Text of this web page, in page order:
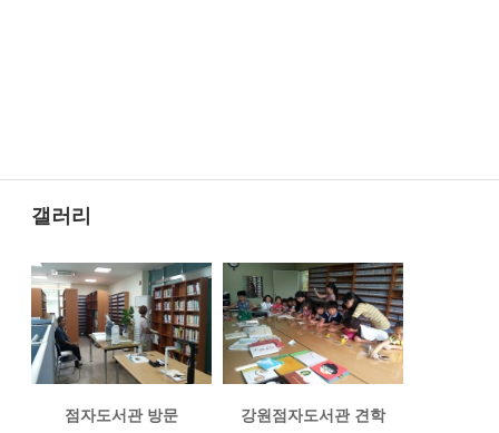
갤러리
점자도서관 방문 강원점자도서관 견학